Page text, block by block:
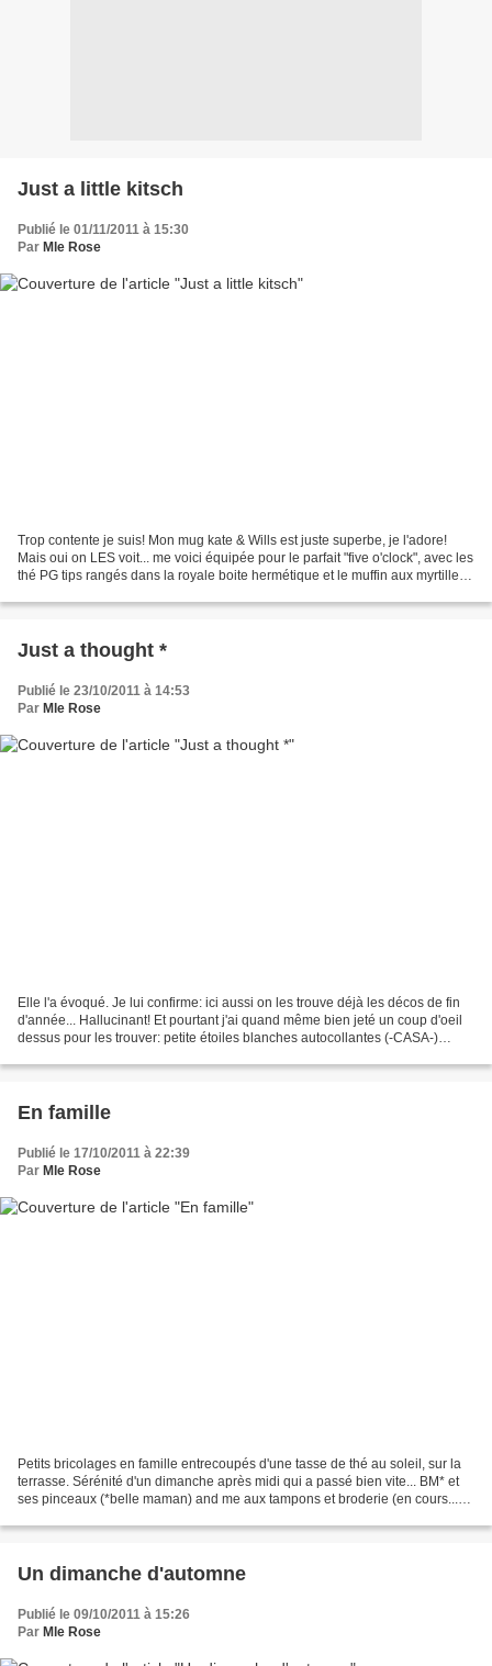
Just a little kitsch
Publié le 01/11/2011 à 15:30
Par Mle Rose
Trop contente je suis! Mon mug kate & Wills est juste superbe, je l'adore!
Mais oui on LES voit... me voici équipée pour le parfait "five o'clock", avec les
thé PG tips rangés dans la royale boite hermétique et le muffin aux myrtilles.
Just a thought *
Publié le 23/10/2011 à 14:53
Par Mle Rose
Elle l'a évoqué. Je lui confirme: ici aussi on les trouve déjà les décos de fin
d'année... Hallucinant! Et pourtant j'ai quand même bien jeté un coup d'oeil
dessus pour les trouver: petite étoiles blanches autocollantes (-CASA-)
En famille
Publié le 17/10/2011 à 22:39
Par Mle Rose
Petits bricolages en famille entrecoupés d'une tasse de thé au soleil, sur la
terrasse. Sérénité d'un dimanche après midi qui a passé bien vite... BM* et
ses pinceaux (*belle maman) and me aux tampons et broderie (en cours...)
Un dimanche d'automne
Publié le 09/10/2011 à 15:26
Par Mle Rose